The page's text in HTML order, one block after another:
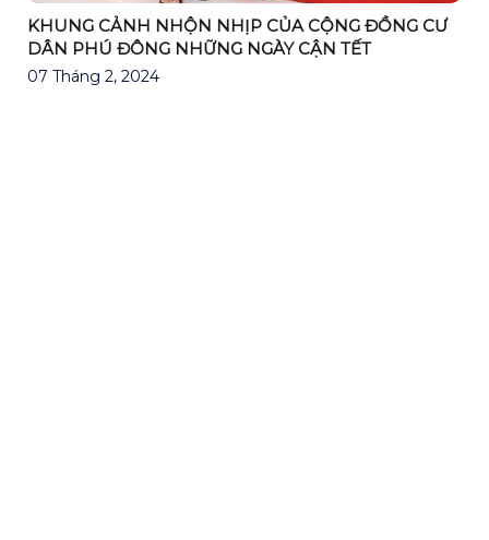
KHUNG CẢNH NHỘN NHỊP CỦA CỘNG ĐỒNG CƯ
DÂN PHÚ ĐÔNG NHỮNG NGÀY CẬN TẾT
07 Tháng 2, 2024